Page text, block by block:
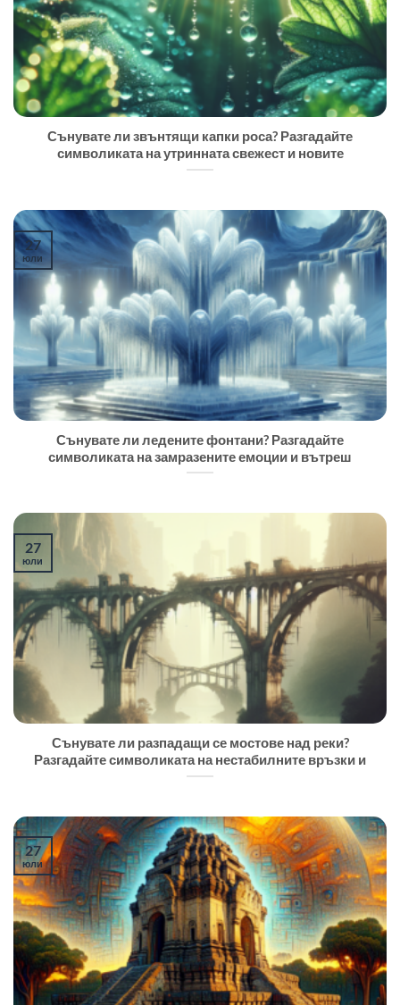
Сънувате ли звънтящи капки роса? Разгадайте
символиката на утринната свежест и новите
Сънувате ли ледените фонтани? Разгадайте
символиката на замразените емоции и вътреш
27
юли
Сънувате ли разпадащи се мостове над реки?
Разгадайте символиката на нестабилните връзки и
27
юли
27
юли